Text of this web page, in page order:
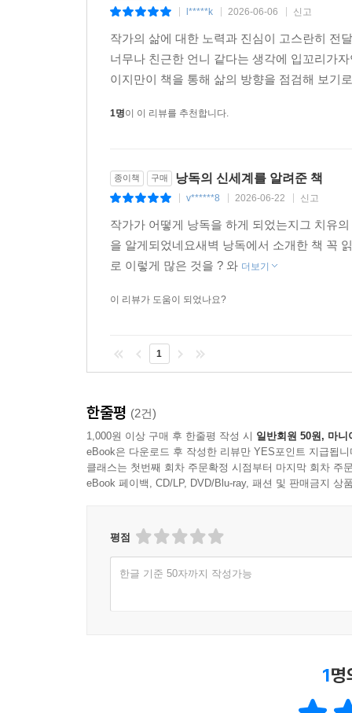
l*****k 2026-06-06 신고
작가의 삶에 대한 노력과 진심이 고스란히 전
너무나 친근한 언니 같다는 생각에 입꼬리가
이지만이 책을 통해 삶의 방향을 점검해 보기
1명이 이 리뷰를 추천합니다.
종이책 구매 낭독의 신세계를 알려준 책
v******8 2026-06-22 신고
작가가 어떻게 낭독을 하게 되었는지그 치유
을 알게되었네요새벽 낭독에서 소개한 책 꼭
로 이렇게 많은 것을 ? 와 더보기
이 리뷰가 도움이 되었나요?
1
한줄평 (2건)
1,000원 이상 구매 후 한줄평 작성 시 일반회원 50원, 마니
eBook은 다운로드 후 작성한 리뷰만 YES포인트 지급됩니
클래스는 첫번째 회차 주문확정 시점부터 마지막 회차 주
eBook 페이백, CD/LP, DVD/Blu-ray, 패션 및 판매금지 상
평점
한글 기준 50자까지 작성가능
1명